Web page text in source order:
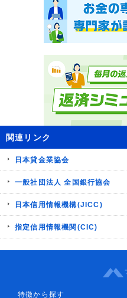
関連リンク
日本貸金業協会
一般社団法人 全国銀行協会
日本信用情報機構(JICC)
指定信用情報機関(CIC)
特徴から探す